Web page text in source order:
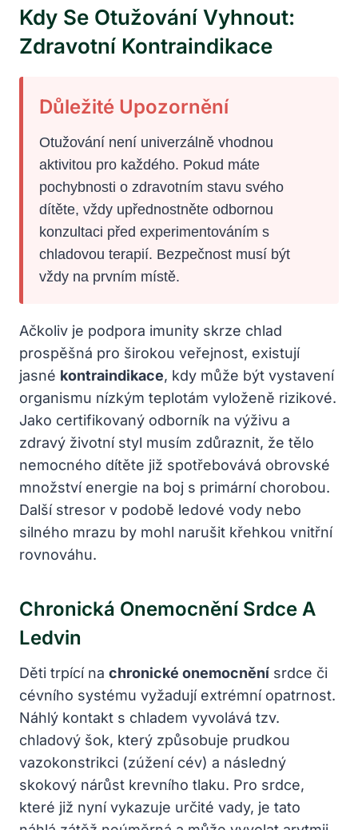
Kdy Se Otužování Vyhnout:
Zdravotní Kontraindikace
Důležité Upozornění
Otužování není univerzálně vhodnou
aktivitou pro každého. Pokud máte
pochybnosti o zdravotním stavu svého
dítěte, vždy upřednostněte odbornou
konzultaci před experimentováním s
chladovou terapií. Bezpečnost musí být
vždy na prvním místě.
Ačkoliv je podpora imunity skrze chlad
prospěšná pro širokou veřejnost, existují
jasné kontraindikace, kdy může být vystavení
organismu nízkým teplotám vyloženě rizikové.
Jako certifikovaný odborník na výživu a
zdravý životní styl musím zdůraznit, že tělo
nemocného dítěte již spotřebovává obrovské
množství energie na boj s primární chorobou.
Další stresor v podobě ledové vody nebo
silného mrazu by mohl narušit křehkou vnitřní
rovnováhu.
Chronická Onemocnění Srdce A
Ledvin
Děti trpící na chronické onemocnění srdce či
cévního systému vyžadují extrémní opatrnost.
Náhlý kontakt s chladem vyvolává tzv.
chladový šok, který způsobuje prudkou
vazokonstrikci (zúžení cév) a následný
skokový nárůst krevního tlaku. Pro srdce,
které již nyní vykazuje určité vady, je tato